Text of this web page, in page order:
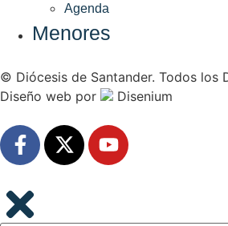
Agenda
Menores
© Diócesis de Santander. Todos los
Diseño web por Disenium